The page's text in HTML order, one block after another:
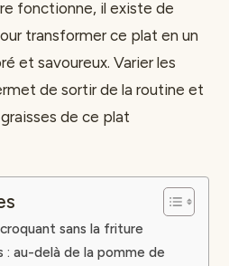
fonctionne, il existe de
transformer ce plat en un
et savoureux. Varier les
de sortir de la routine et
de ce plat
sans la friture
au-delà de la pomme de